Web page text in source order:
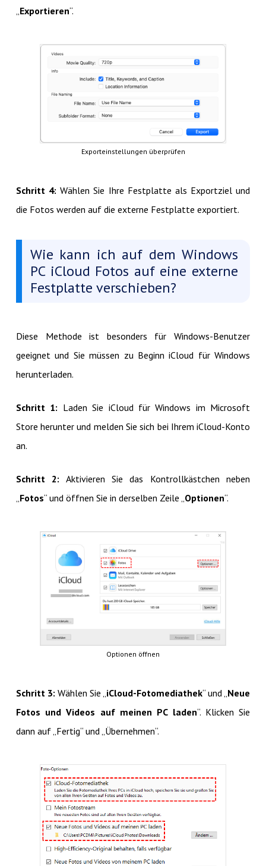
„Exportieren“.
Exporteinstellungen überprüfen
Schritt 4:Wählen Sie Ihre Festplatte als Exportziel und
die Fotos werden auf die externe Festplatte exportiert.
Wie kann ich auf dem Windows
PC iCloud Fotos auf eine externe
Festplatte verschieben?
Diese Methode ist besonders für Windows-Benutzer
geeignet und Sie müssen zu Beginn iCloud für Windows
herunterladen.
Schritt 1: Laden Sie iCloud für Windows im Microsoft
Store herunter und melden Sie sich bei Ihrem iCloud-Konto
an.
Schritt 2: Aktivieren Sie das Kontrollkästchen neben
Fotos“ und öffnen Sie in derselben Zeile „ Optionen“.
Optionen öffnen
Schritt 3: Wählen Sie „ iCloud-Fotomediathek“ und „ Neue
Fotos und Videos auf meinen PC laden“. Klicken Sie
dann auf „Fertig“ und „Übernehmen“.